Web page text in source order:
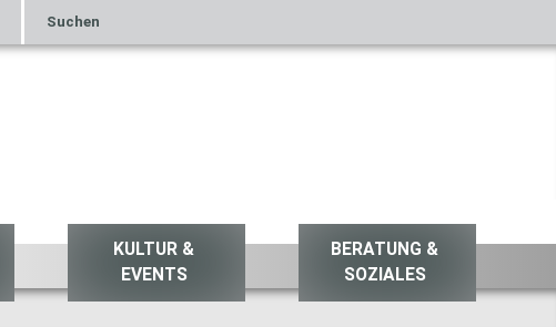
Suchen
KULTUR &
EVENTS
BERATUNG &
SOZIALES